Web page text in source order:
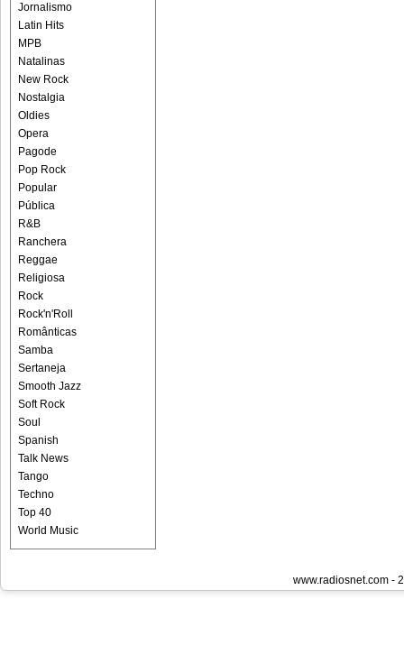
Jornalismo
Latin Hits
MPB
Natalinas
New Rock
Nostalgia
Oldies
Opera
Pagode
Pop Rock
Popular
Pública
R&B
Ranchera
Reggae
Religiosa
Rock
Rock'n'Roll
Românticas
Samba
Sertaneja
Smooth Jazz
Soft Rock
Soul
Spanish
Talk News
Tango
Techno
Top 40
World Music
www.radiosnet.com -